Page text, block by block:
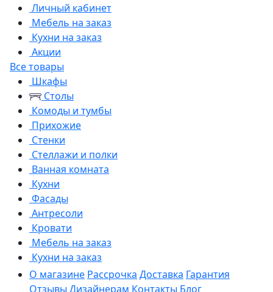
Личный кабинет
Мебель на заказ
Кухни на заказ
Акции
Все товары
Шкафы
Столы
Комоды и тумбы
Прихожие
Стенки
Стеллажи и полки
Ванная комната
Кухни
Фасады
Антресоли
Кровати
Мебель на заказ
Кухни на заказ
О магазине Рассрочка Доставка Гарантия
Отзывы Дизайнерам Контакты Блог